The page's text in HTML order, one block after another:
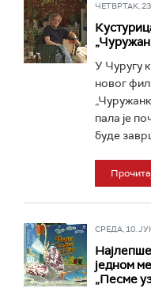
ЧЕТВРТАК,
У Чуругу
новог
пала је
буде
СРЕДА, 10.
једном
„Песме